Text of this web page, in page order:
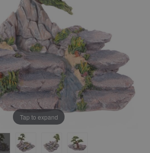
Tap to expand